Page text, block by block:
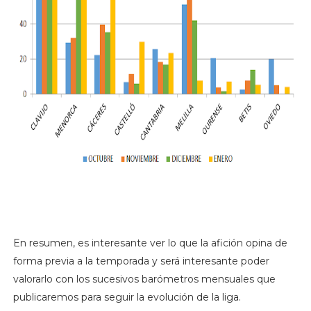
En resumen, es interesante ver lo que la afición opina de
forma previa a la temporada y será interesante poder
valorarlo con los sucesivos barómetros mensuales que
publicaremos para seguir la evolución de la liga.